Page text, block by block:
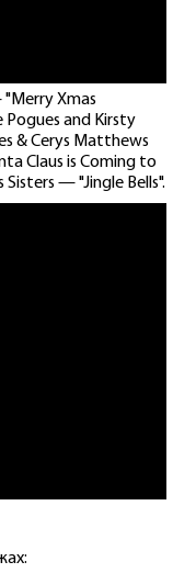
Xmas
Pogues and Kirsty
& Cerys Matthews
Claus is Coming to
— "Jingle Bells".